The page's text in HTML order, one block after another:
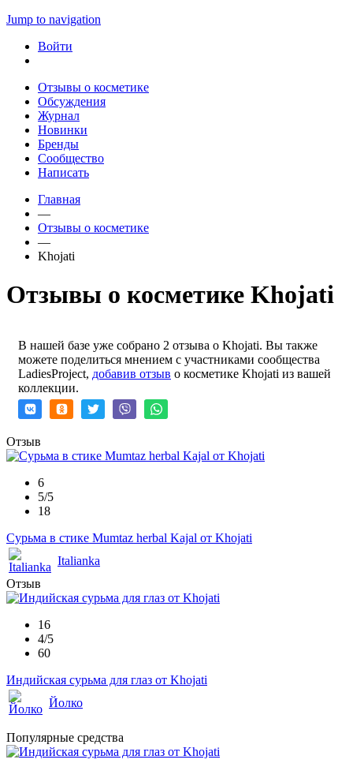
Jump to navigation
Войти
Отзывы о косметике
Обсуждения
Журнал
Новинки
Бренды
Сообщество
Написать
Главная
—
Отзывы о косметике
—
Khojati
Отзывы о косметике Khojati
В нашей базе уже собрано 2 отзыва о Khojati. Вы также
можете поделиться мнением с участниками сообщества
LadiesProject, добавив отзыв о косметике Khojati из вашей
коллекции.
Отзыв
6
5/5
18
Сурьма в стике Mumtaz herbal Kajal от Khojati
Italianka
Отзыв
16
4/5
60
Индийская сурьма для глаз от Khojati
Йолко
Популярные средства